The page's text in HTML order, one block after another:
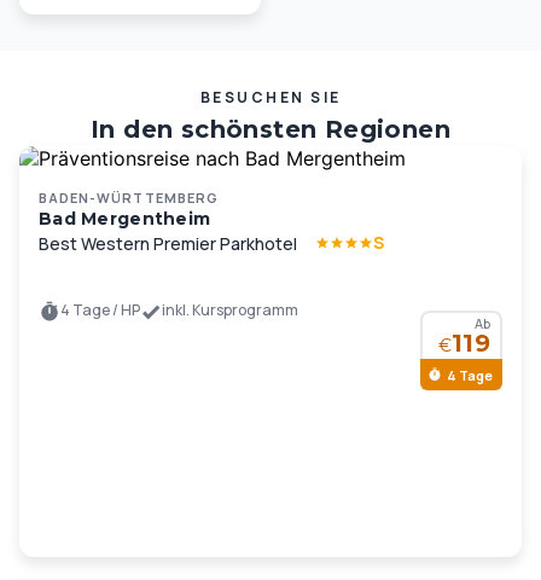
BESUCHEN SIE
In den schönsten Regionen
Deutschlands und Europas …
Ab
€119
4 Tage
BADEN-WÜRTTEMBERG
Bad Mergentheim
Best Western Premier Parkhotel S
4 Tage / HP inkl. Kursprogramm